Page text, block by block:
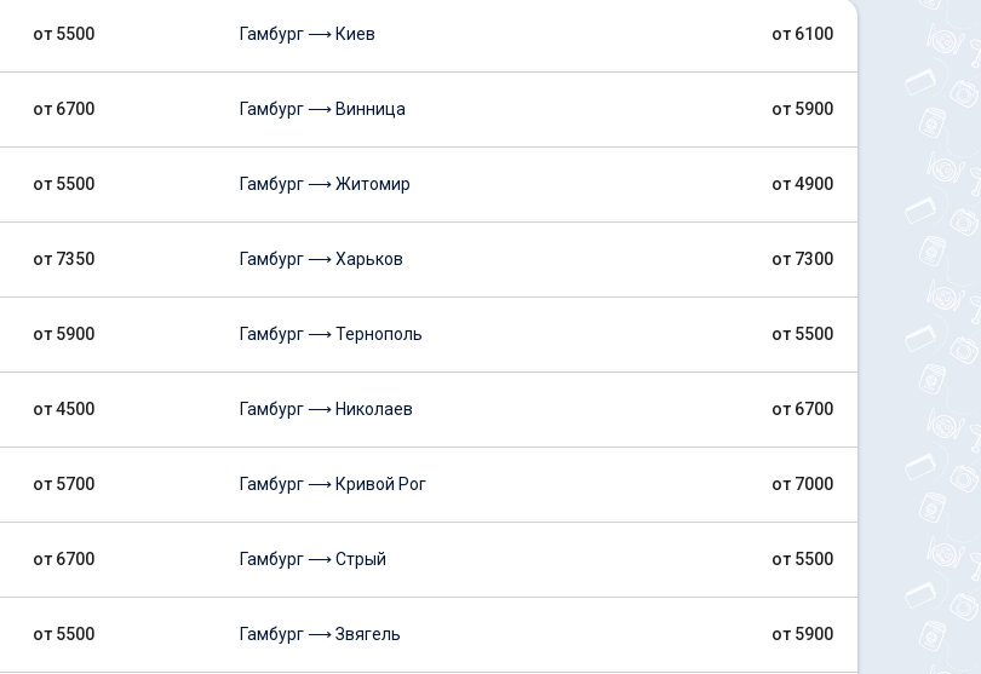
от 5500
от 6700
от 5500
от 7350
от 5900
от 4500
от 5700
от 6700
от 5500
Гамбург ⟶ Киев от 6100
Гамбург ⟶ Винница от 5900
Гамбург ⟶ Житомир от 4900
Гамбург ⟶ Харьков от 7300
Гамбург ⟶ Тернополь от 5500
Гамбург ⟶ Николаев от 6700
Гамбург ⟶ Кривой Рог от 7000
Гамбург ⟶ Стрый от 5500
Гамбург ⟶ Звягель от 5900